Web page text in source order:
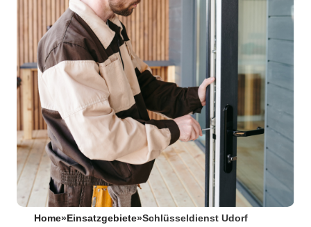
Home» Einsatzgebiete»Schlüsseldienst Udorf